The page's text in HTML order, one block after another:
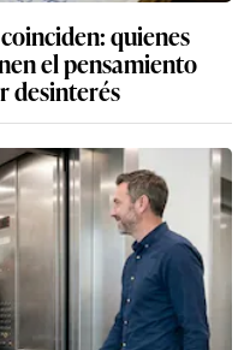
quienes
el pensamiento
desinterés